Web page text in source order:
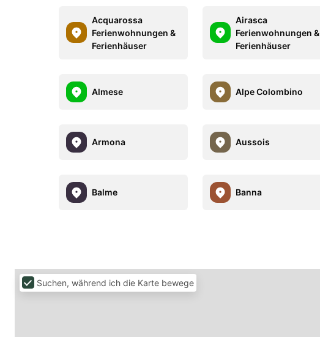
Acquarossa
Ferienwohnungen &
Ferienhäuser
Airasca
Ferienwohnungen &
Ferienhäuser
Almese Alpe Colombino
Armona Aussois
Balme Banna
Suchen, während ich die Karte bewege